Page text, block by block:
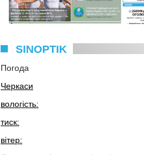
SINOPTIK
Погода
Черкаси
вологість:
тиск:
вітер: